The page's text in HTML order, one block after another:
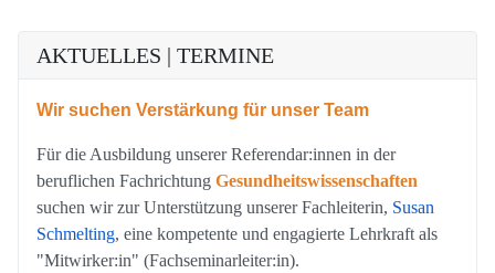
AKTUELLES | TERMINE
Wir suchen Verstärkung für unser Team
Für die Ausbildung unserer Referendar:innen in der
beruflichen Fachrichtung Gesundheitswissenschaften
suchen wir zur Unterstützung unserer Fachleiterin, Susan
Schmelting, eine kompetente und engagierte Lehrkraft als
"Mitwirker:in" (Fachseminarleiter:in).